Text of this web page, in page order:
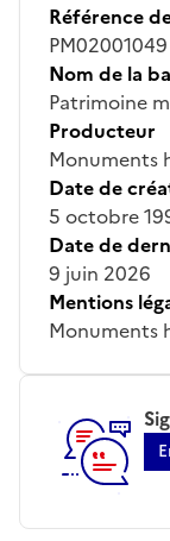
Référence
PM02001049
Nom de la
Patrimoine
Producteur
Monuments
Date de
5 octobre
Date de
9 juin 2026
Mentions
Monuments